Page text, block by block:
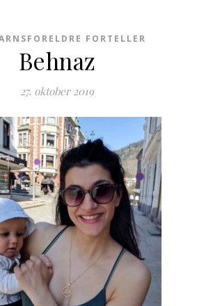
FORTELLER
Behnaz
27. oktober 2019